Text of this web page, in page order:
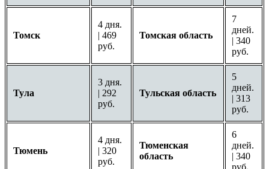
Томск
4 дня.
| 469
руб.
Томская область
7
дней.
| 340
руб.
Тула
3 дня.
| 292
руб.
Тульская область
5
дней.
| 313
руб.
Тюмень
4 дня.
| 320
руб.
Тюменская
область
6
дней.
| 340